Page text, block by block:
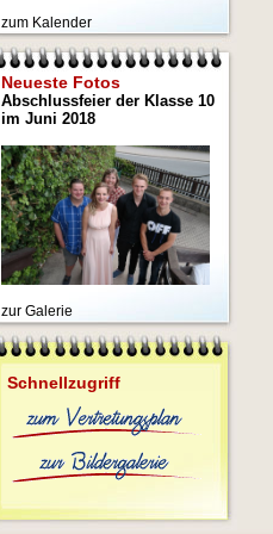
zum Kalender
Neueste Fotos
Abschlussfeier der Klasse 10
im Juni 2018
zur Galerie
Schnellzugriff